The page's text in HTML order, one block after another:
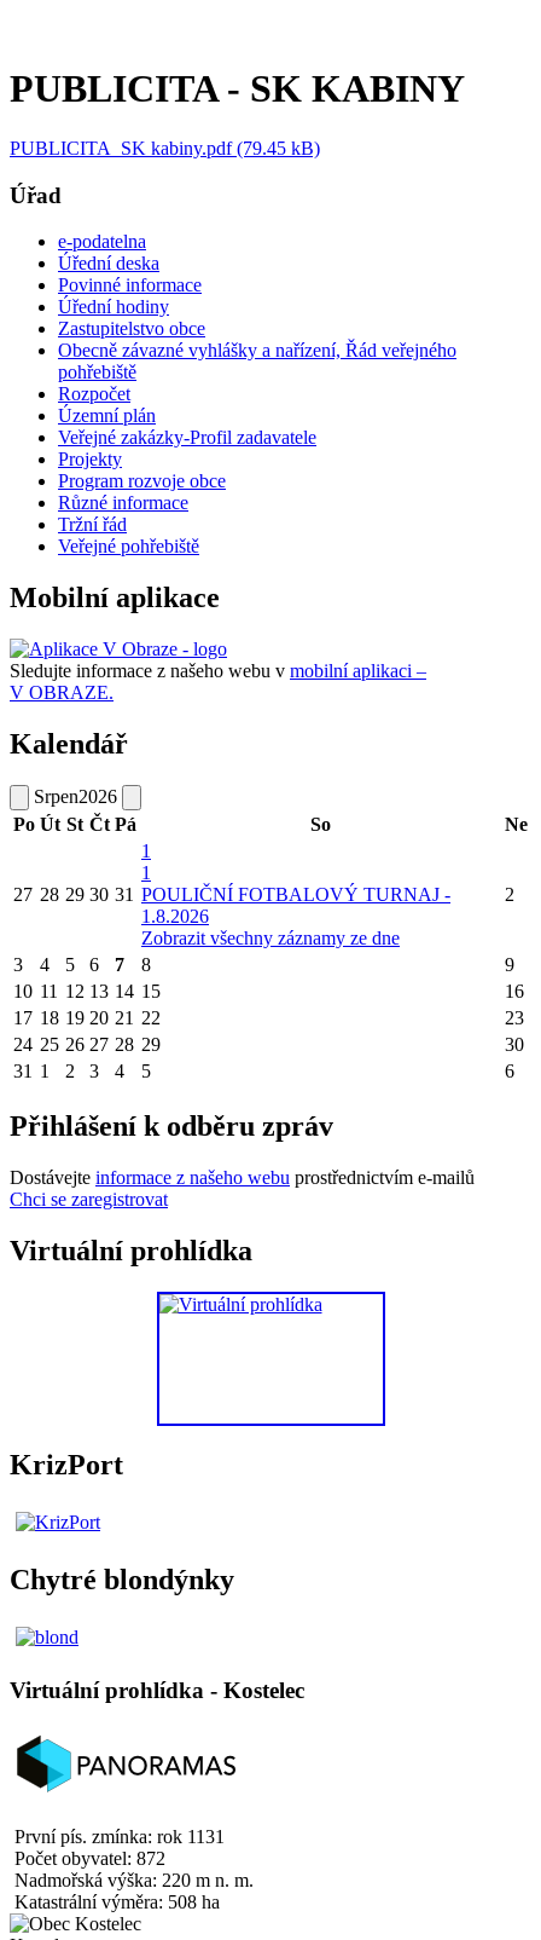
PUBLICITA - SK KABINY
PUBLICITA_SK kabiny.pdf (79.45 kB)
Úřad
e-podatelna
Úřední deska
Povinné informace
Úřední hodiny
Zastupitelstvo obce
Obecně závazné vyhlášky a nařízení, Řád veřejného
pohřebiště
Rozpočet
Územní plán
Veřejné zakázky-Profil zadavatele
Projekty
Program rozvoje obce
Různé informace
Tržní řád
Veřejné pohřebiště
Mobilní aplikace
Sledujte informace z našeho webu v mobilní aplikaci –
V OBRAZE.
Kalendář
Srpen2026
Po Út St Čt Pá So Ne
27 28 29 30 31
1
1
POULIČNÍ FOTBALOVÝ TURNAJ -
1.8.2026
Zobrazit všechny záznamy ze dne
2
3 4 5 6 7 8
9
10 11 12 13 14 15
16
17 18 19 20 21 22
23
24 25 26 27 28 29
30
31 1 2 3 4 5 6
Přihlášení k odběru zpráv
Dostávejte informace z našeho webu prostřednictvím e-mailů
Chci se zaregistrovat
Virtuální prohlídka
KrizPort
Chytré blondýnky
Virtuální prohlídka - Kostelec
První pís. zmínka: rok 1131
Počet obyvatel: 872
Nadmořská výška: 220 m n. m.
Katastrální výměra: 508 ha